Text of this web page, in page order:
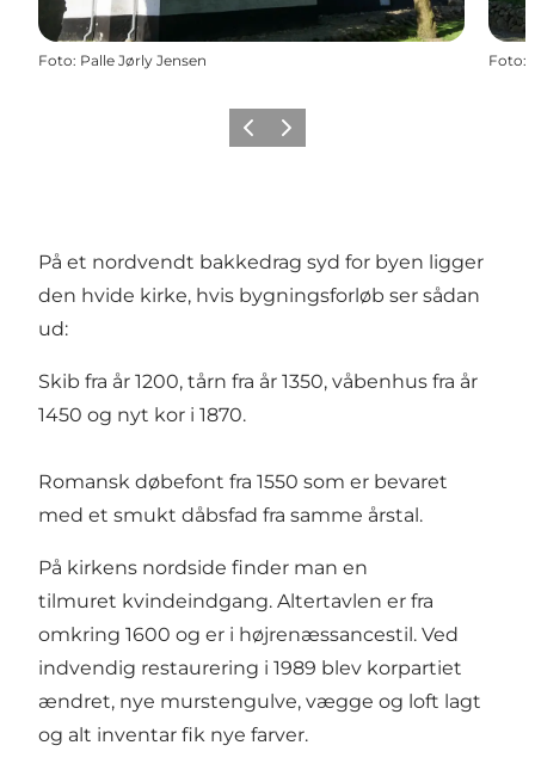
Foto: Palle Jørly Jensen Foto:
ForrigeNæste
På et nordvendt bakkedrag syd for byen ligger
den hvide kirke, hvis bygningsforløb ser sådan
ud:
Skib fra år 1200, tårn fra år 1350, våbenhus fra år
1450 og nyt kor i 1870.
Romansk døbefont fra 1550 som er bevaret
med et smukt dåbsfad fra samme årstal.
På kirkens nordside finder man en
tilmuret kvindeindgang. Altertavlen er fra
omkring 1600 og er i højrenæssancestil. Ved
indvendig restaurering i 1989 blev korpartiet
ændret, nye murstengulve, vægge og loft lagt
og alt inventar fik nye farver.